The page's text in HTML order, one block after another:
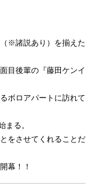
※諸説あり）を揃えた
目後輩の『藤田ケンイ
ボロアパートに訪れて
まる。
をさせてくれることだ
幕！！